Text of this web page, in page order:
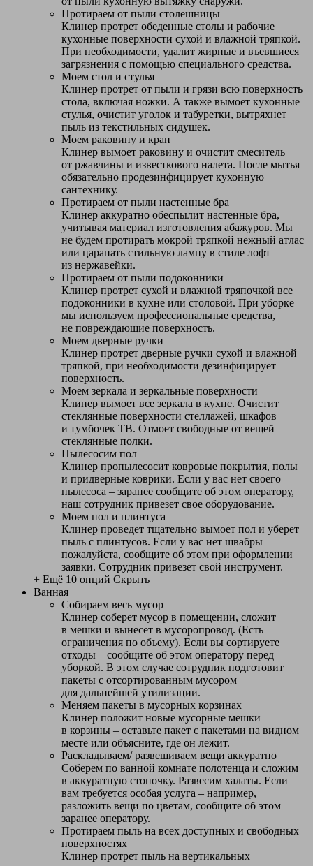
Протираем от пыли столешницы
Клинер протрет обеденные столы и рабочие
кухонные поверхности сухой и влажной тряпкой.
При необходимости, удалит жирные и въевшиеся
загрязнения с помощью специального средства.
Моем стол и стулья
Клинер протрет от пыли и грязи всю поверхность
стола, включая ножки. А также вымоет кухонные
стулья, очистит уголок и табуретки, вытряхнет
пыль из текстильных сидушек.
Моем раковину и кран
Клинер вымоет раковину и очистит смеситель
от ржавчины и известкового налета. После мытья
обязательно продезинфицирует кухонную
сантехнику.
Протираем от пыли настенные бра
Клинер аккуратно обеспылит настенные бра,
учитывая материал изготовления абажуров. Мы
не будем протирать мокрой тряпкой нежный атлас
или царапать стильную лампу в стиле лофт
из нержавейки.
Протираем от пыли подоконники
Клинер протрет сухой и влажной тряпочкой все
подоконники в кухне или столовой. При уборке
мы используем профессиональные средства,
не повреждающие поверхность.
Моем дверные ручки
Клинер протрет дверные ручки сухой и влажной
тряпкой, при необходимости дезинфицирует
поверхность.
Моем зеркала и зеркальные поверхности
Клинер вымоет все зеркала в кухне. Очистит
стеклянные поверхности стеллажей, шкафов
и тумбочек ТВ. Отмоет свободные от вещей
стеклянные полки.
Пылесосим пол
Клинер пропылесосит ковровые покрытия, полы
и придверные коврики. Если у вас нет своего
пылесоса – заранее сообщите об этом оператору,
наш сотрудник привезет свое оборудование.
Моем пол и плинтуса
Клинер проведет тщательно вымоет пол и уберет
пыль с плинтусов. Если у вас нет швабры –
пожалуйста, сообщите об этом при оформлении
заявки. Сотрудник привезет свой инструмент.
+ Ещё 10 опций Скрыть
Ванная
Собираем весь мусор
Клинер соберет мусор в помещении, сложит
в мешки и вынесет в мусоропровод. (Есть
ограничения по объему). Если вы сортируете
отходы – сообщите об этом оператору перед
уборкой. В этом случае сотрудник подготовит
пакеты с отсортированным мусором
для дальнейшей утилизации.
Меняем пакеты в мусорных корзинах
Клинер положит новые мусорные мешки
в корзины – оставьте пакет с пакетами на видном
месте или объясните, где он лежит.
Раскладываем/ развешиваем вещи аккуратно
Соберем по ванной комнате полотенца и сложим
в аккуратную стопочку. Развесим халаты. Если
вам требуется особая услуга – например,
разложить вещи по цветам, сообщите об этом
заранее оператору.
Протираем пыль на всех доступных и свободных
поверхностях
Клинер протрет пыль на вертикальных